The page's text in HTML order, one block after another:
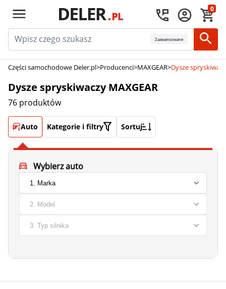
0
Zaawansowane
Części samochodowe Deler.pl>Producenci>MAXGEAR>Dysze
Dysze spryskiwaczy MAXGEAR
76 produktów
Auto Kategorie i filtry Sortuj
Wybierz auto